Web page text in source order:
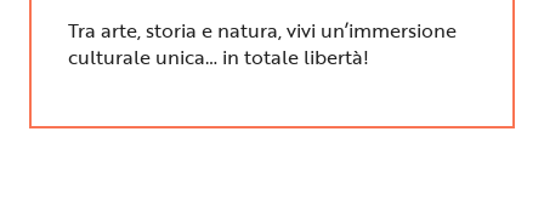
Tra arte, storia e natura, vivi un’immersione
culturale unica… in totale libertà!